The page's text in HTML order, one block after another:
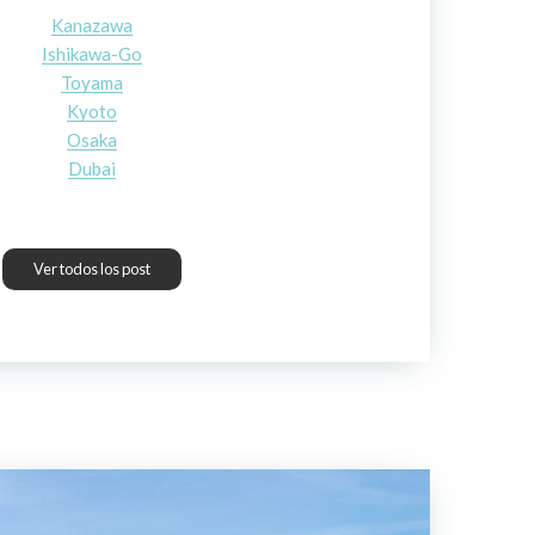
Kanazawa
Ishikawa-Go
Toyama
Kyoto
Osaka
Dubai
Ver todos los post